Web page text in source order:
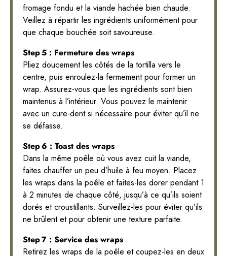
fromage fondu et la viande hachée bien chaude.
Veillez à répartir les ingrédients uniformément pour
que chaque bouchée soit savoureuse.
Step 5 : Fermeture des wraps
Pliez doucement les côtés de la tortilla vers le
centre, puis enroulez-la fermement pour former un
wrap. Assurez-vous que les ingrédients sont bien
maintenus à l’intérieur. Vous pouvez le maintenir
avec un cure-dent si nécessaire pour éviter qu’il ne
se défasse.
Step 6 : Toast des wraps
Dans la même poêle où vous avez cuit la viande,
faites chauffer un peu d’huile à feu moyen. Placez
les wraps dans la poêle et faites-les dorer pendant 1
à 2 minutes de chaque côté, jusqu’à ce qu’ils soient
dorés et croustillants. Surveillez-les pour éviter qu’ils
ne brûlent et pour obtenir une texture parfaite.
Step 7 : Service des wraps
Retirez les wraps de la poêle et coupez-les en deux